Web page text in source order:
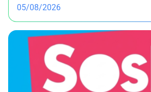
05/08/2026